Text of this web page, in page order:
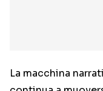
La macchina